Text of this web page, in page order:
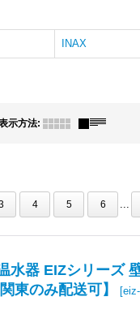
INAX
示方法:
4 5 6 ...
水器 EIZシリーズ
東のみ配送可】
[